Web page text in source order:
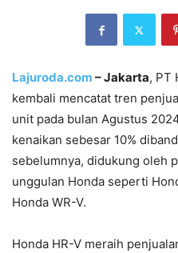
Lajuroda.com – Jakarta, PT
kembali mencatat tren
unit pada bulan Agustus
kenaikan sebesar 10%
sebelumnya, didukung oleh
unggulan Honda seperti
Honda WR-V.
Honda HR-V meraih